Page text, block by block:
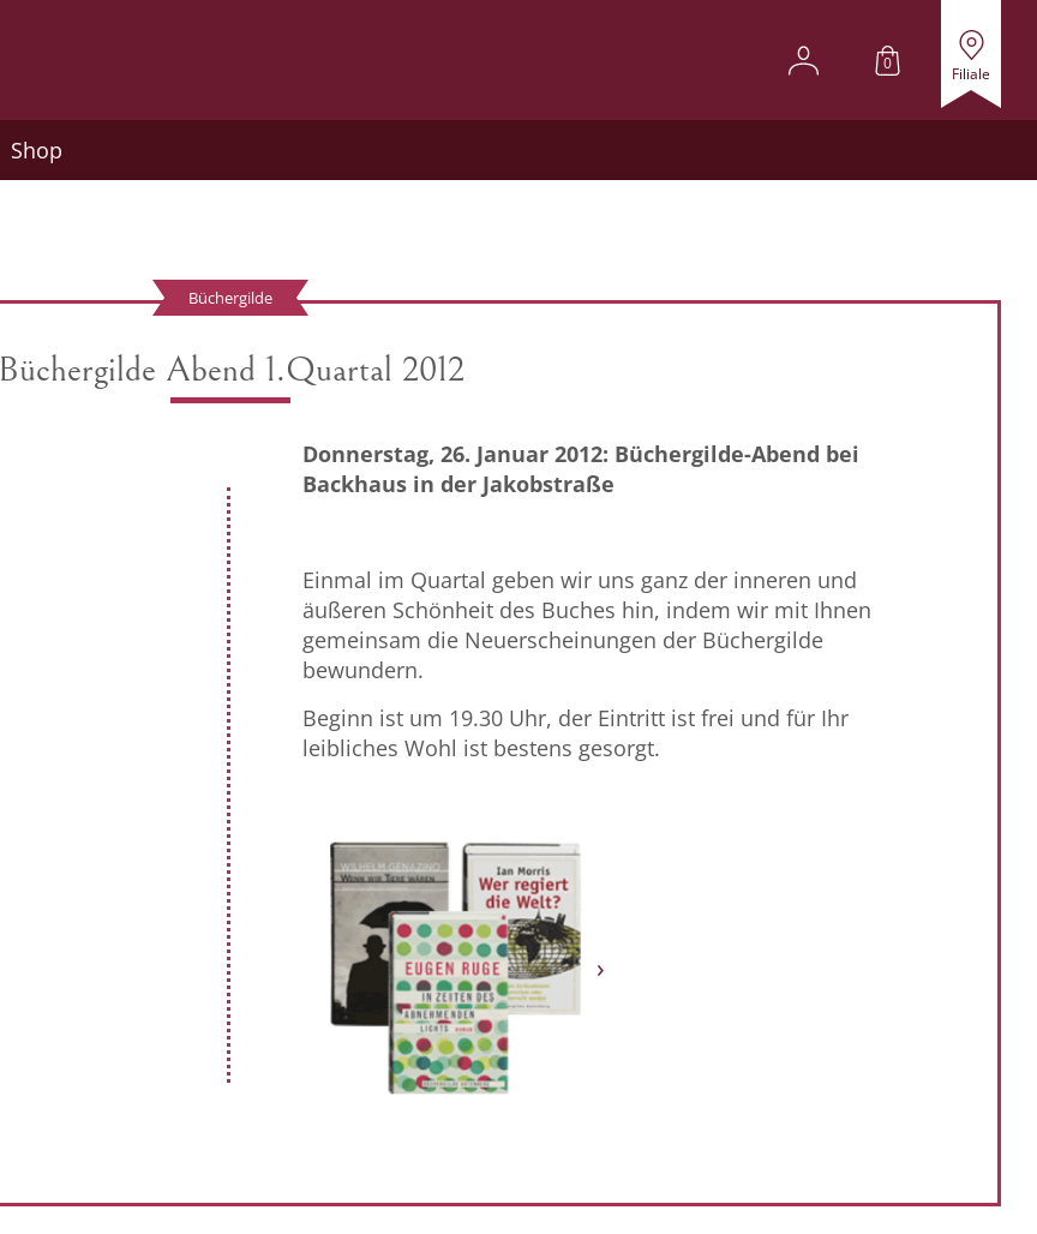
0
Filiale
Shop
Büchergilde
Büchergilde Abend 1.Quartal 2012
Donnerstag, 26. Januar 2012: Büchergilde-Abend bei
Backhaus in der Jakobstraße
Einmal im Quartal geben wir uns ganz der inneren und
äußeren Schönheit des Buches hin, indem wir mit Ihnen
gemeinsam die Neuerscheinungen der Büchergilde
bewundern.
Beginn ist um 19.30 Uhr, der Eintritt ist frei und für Ihr
leibliches Wohl ist bestens gesorgt.